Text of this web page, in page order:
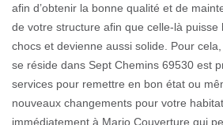
afin d’obtenir la bonne qualité et de
de votre structure afin que celle-là puisse
chocs et devienne aussi solide. Pour
se réside dans Sept Chemins 69530 est
services pour remettre en bon état ou
nouveaux changements pour votre
immédiatement à Mario Couverture qui